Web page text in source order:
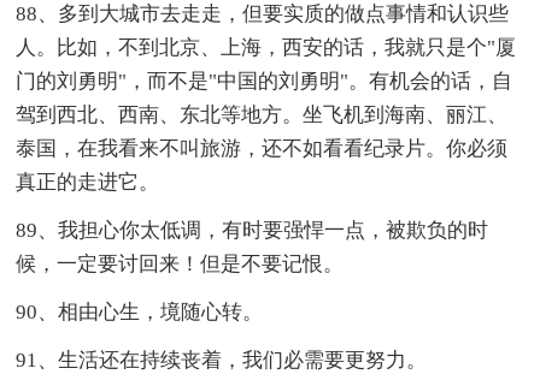
88、多到大城市去走走，但要实质的做点事情和认识些
人。比如，不到北京、上海，西安的话，我就只是个"厦
门的刘勇明"，而不是"中国的刘勇明"。有机会的话，自
驾到西北、西南、东北等地方。坐飞机到海南、丽江、
泰国，在我看来不叫旅游，还不如看看纪录片。你必须
真正的走进它。
89、我担心你太低调，有时要强悍一点，被欺负的时
候，一定要讨回来！但是不要记恨。
90、相由心生，境随心转。
91、生活还在持续丧着，我们必需要更努力。